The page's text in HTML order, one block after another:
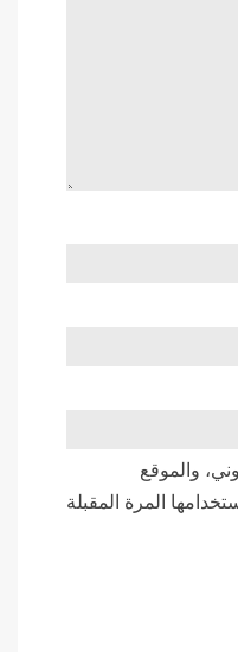
والموقع
المرة المقبلة